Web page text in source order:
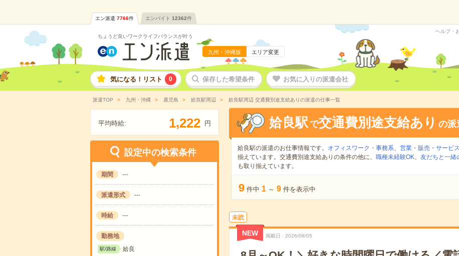
エン派遣 7766件 エンバイト 12362件
ちょうど良いワークライフバランスが叶う
九州・沖縄版 エリア変更
ヘルプ・
気になる！リスト 0 保存した希望条件 お気に入りの派遣会社
派遣TOP 九州・沖縄 鹿児島 姶良駅周辺 姶良駅周辺 交通費別途支給ありの派遣の仕事一覧
平均時給: 1,222 円
設定中の検索条件
期間 ---
派遣形式 ---
時給 ---
勤務地
駅/路線 姶良
姶良駅 で交通費別途支給あり の派
姶良駅の派遣のお仕事情報です。 オフィスワーク・事務系、 営業・販売・サービ
揃えています。交通費別途支給ありの条件の他に、 職種未経験OK、 友だちと一緒
も取り揃えています。
9 件中 1 ～ 9 件を表示中
未読
NEW 掲載日 2026/08/05